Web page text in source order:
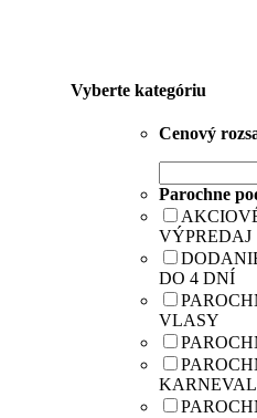
Vyberte kategóriu
Cenový
Parochne
VÝPREDAJ
DO 4 DNÍ
VLASY